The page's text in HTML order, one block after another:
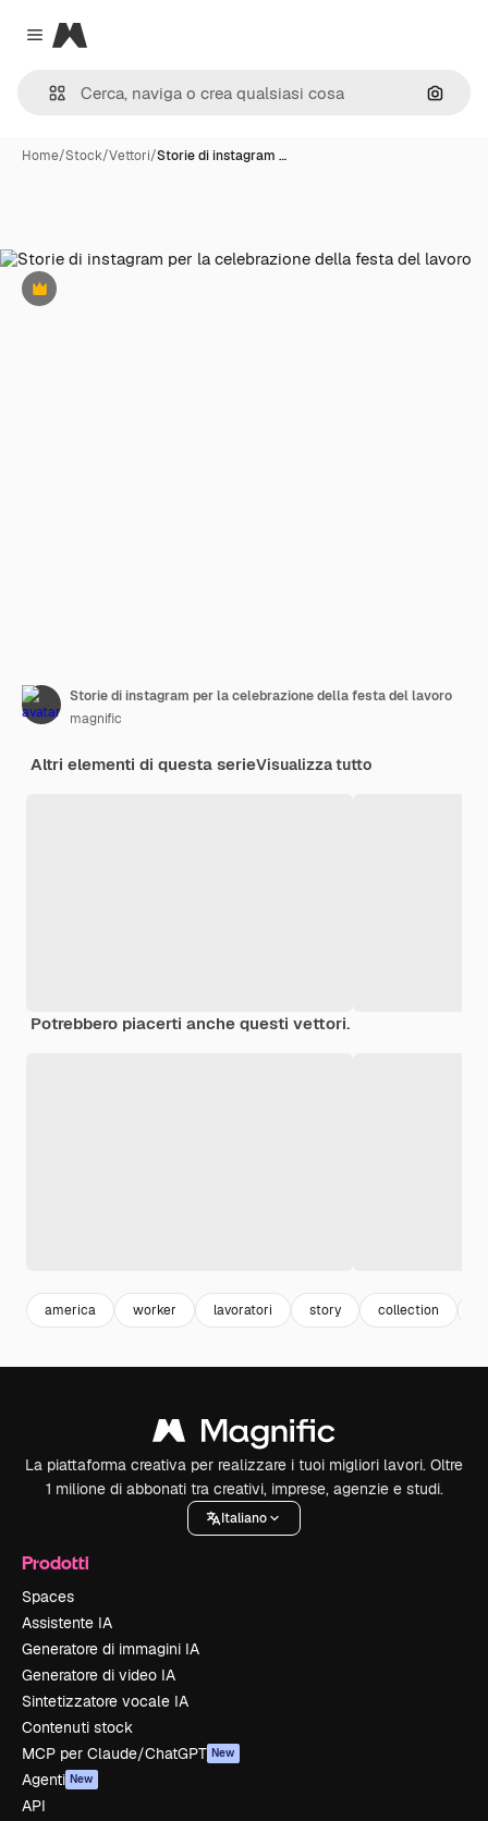
Close menu
Magnific
Cerca
Home/Stock/Vettori/Storie di instagram …
Premium
Storie di instagram per la celebrazione della festa del lavoro
magnific
Altri elementi di questa serieVisualizza tutto
Potrebbero piacerti anche questi vettori.
america worker lavoratori story collection
La piattaforma creativa per realizzare i tuoi migliori lavori. Oltre
1 milione di abbonati tra creativi, imprese, agenzie e studi.
Italiano
Prodotti
Spaces
Assistente IA
Generatore di immagini IA
Generatore di video IA
Sintetizzatore vocale IA
Contenuti stock
MCP per Claude/ChatGPT New
Agenti New
API